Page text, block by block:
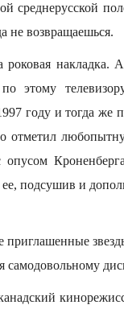
среднерусской
не возвращаешься.
накладка.
этому
году и тогда же
отметил
опусом
подсушив и
приглашенные
самодовольному